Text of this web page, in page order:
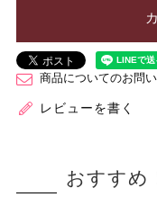
商品についてのお問
レビューを書く
おすすめ